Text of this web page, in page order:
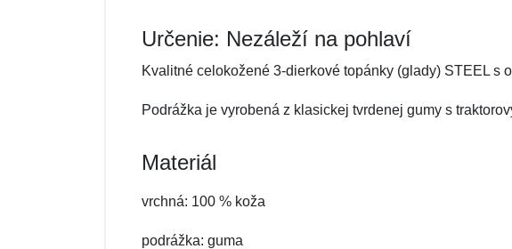
Určenie: Nezáleží na pohlaví
Kvalitné celokožené 3-dierkové topánky (glady) STEEL s
Podrážka je vyrobená z klasickej tvrdenej gumy s
Materiál
vrchná: 100 % koža
podrážka: guma